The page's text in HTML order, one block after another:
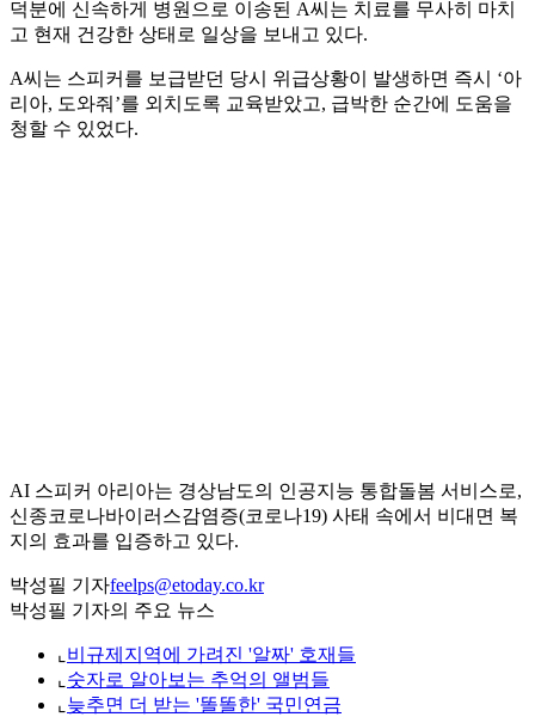
덕분에 신속하게 병원으로 이송된 A씨는 치료를 무사히 마치
고 현재 건강한 상태로 일상을 보내고 있다.
A씨는 스피커를 보급받던 당시 위급상황이 발생하면 즉시 ‘아
리아, 도와줘’를 외치도록 교육받았고, 급박한 순간에 도움을
청할 수 있었다.
AI 스피커 아리아는 경상남도의 인공지능 통합돌봄 서비스로,
신종코로나바이러스감염증(코로나19) 사태 속에서 비대면 복
지의 효과를 입증하고 있다.
박성필 기자feelps@etoday.co.kr
박성필 기자의 주요 뉴스
⌞ 비규제지역에 가려진 '알짜' 호재들
⌞ 숫자로 알아보는 추억의 앨범들
⌞ 늦추면 더 받는 '똘똘한' 국민연금